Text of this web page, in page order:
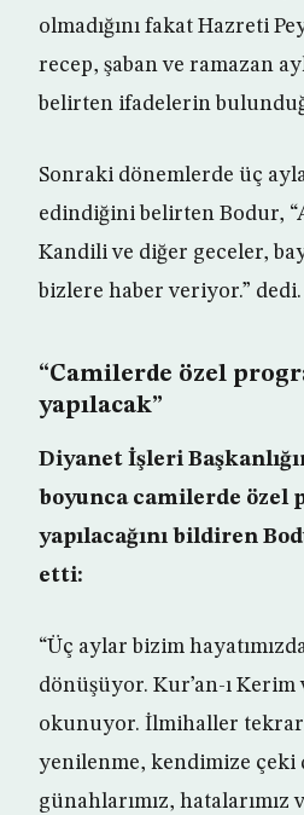
olmadığını fakat Hazreti
recep, şaban ve ramazan
belirten ifadelerin
Sonraki dönemlerde üç
edindiğini belirten Bodur,
Kandili ve diğer geceler,
bizlere haber veriyor.” dedi.
“Camilerde özel
yapılacak”
Diyanet İşleri
boyunca camilerde özel
yapılacağını bildiren
etti:
“Üç aylar bizim
dönüşüyor. Kur’an-ı Kerim
okunuyor. İlmihaller
yenilenme, kendimize çeki
günahlarımız,